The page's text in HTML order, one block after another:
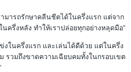
ามารถรักษาคลีนชีตได้ในครึ่งแรก แต่จาก
ครึ่งหลัง ทำให้เราปล่อยทุกอย่างหลุดมือ”
งในครึ่งแรก และเล่นได้ดีด้วย แต่ในครึ่ง
รวมถึงขาดความเฉียบคมทั้งในกรอบเขต